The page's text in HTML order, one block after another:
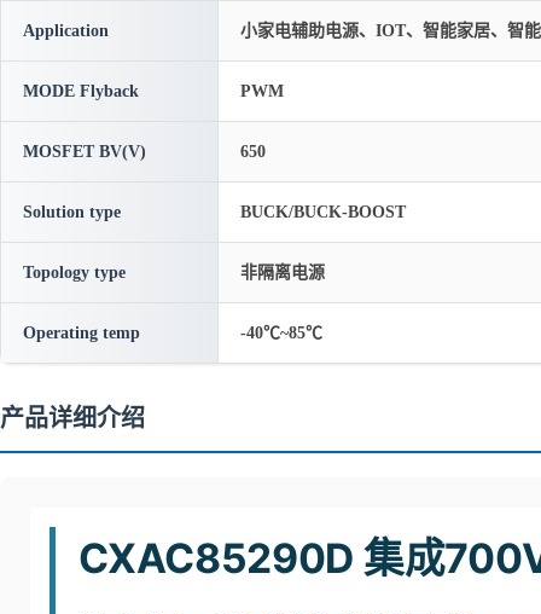
Application 小家电辅助电源、IOT、智能家居、智
MODE Flyback PWM
MOSFET BV(V) 650
Solution type BUCK/BUCK-BOOST
Topology type 非隔离电源
Operating temp -40℃~85℃
产品详细介绍
CXAC85290D 集成